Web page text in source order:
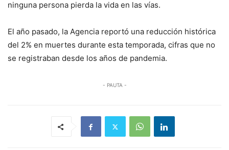
ninguna persona pierda la vida en las vías.
El año pasado, la Agencia reportó una reducción histórica
del 2% en muertes durante esta temporada, cifras que no
se registraban desde los años de pandemia.
- PAUTA -